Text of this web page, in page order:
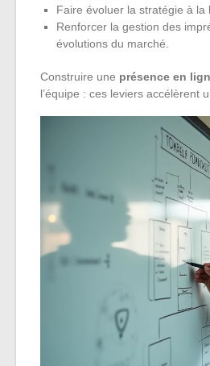
Faire évoluer la stratégie à la
Renforcer la gestion des
évolutions du marché.
Construire une présence en
l’équipe : ces leviers accélèrent